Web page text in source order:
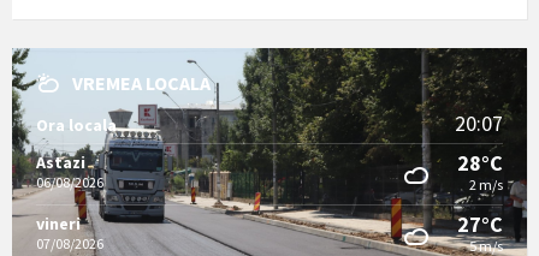
VREMEA LOCALA
Ora locala 20:07
Astazi
06/08/2026
28°C
2 m/s
vineri
07/08/2026
27°C
5 m/s